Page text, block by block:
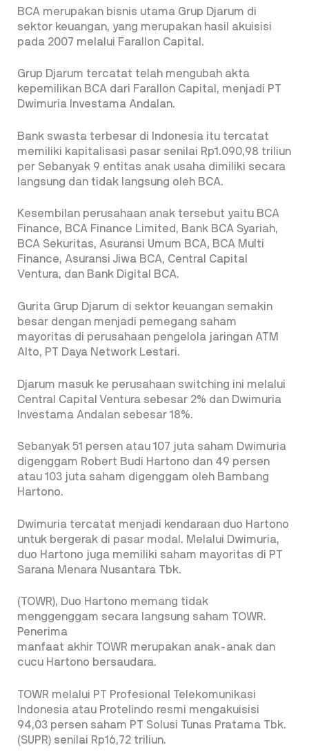
BCA merupakan bisnis utama Grup Djarum di
sektor keuangan, yang merupakan hasil akuisisi
pada 2007 melalui Farallon Capital.
Grup Djarum tercatat telah mengubah akta
kepemilikan BCA dari Farallon Capital, menjadi PT
Dwimuria Investama Andalan.
Bank swasta terbesar di Indonesia itu tercatat
memiliki kapitalisasi pasar senilai Rp1.090,98 triliun
per Sebanyak 9 entitas anak usaha dimiliki secara
langsung dan tidak langsung oleh BCA.
Kesembilan perusahaan anak tersebut yaitu BCA
Finance, BCA Finance Limited, Bank BCA Syariah,
BCA Sekuritas, Asuransi Umum BCA, BCA Multi
Finance, Asuransi Jiwa BCA, Central Capital
Ventura, dan Bank Digital BCA.
Gurita Grup Djarum di sektor keuangan semakin
besar dengan menjadi pemegang saham
mayoritas di perusahaan pengelola jaringan ATM
Alto, PT Daya Network Lestari.
Djarum masuk ke perusahaan switching ini melalui
Central Capital Ventura sebesar 2% dan Dwimuria
Investama Andalan sebesar 18%.
Sebanyak 51 persen atau 107 juta saham Dwimuria
digenggam Robert Budi Hartono dan 49 persen
atau 103 juta saham digenggam oleh Bambang
Hartono.
Dwimuria tercatat menjadi kendaraan duo Hartono
untuk bergerak di pasar modal. Melalui Dwimuria,
duo Hartono juga memiliki saham mayoritas di PT
Sarana Menara Nusantara Tbk.
(TOWR), Duo Hartono memang tidak
menggenggam secara langsung saham TOWR.
Penerima
manfaat akhir TOWR merupakan anak-anak dan
cucu Hartono bersaudara.
TOWR melalui PT Profesional Telekomunikasi
Indonesia atau Protelindo resmi mengakuisisi
94,03 persen saham PT Solusi Tunas Pratama Tbk.
(SUPR) senilai Rp16,72 triliun.